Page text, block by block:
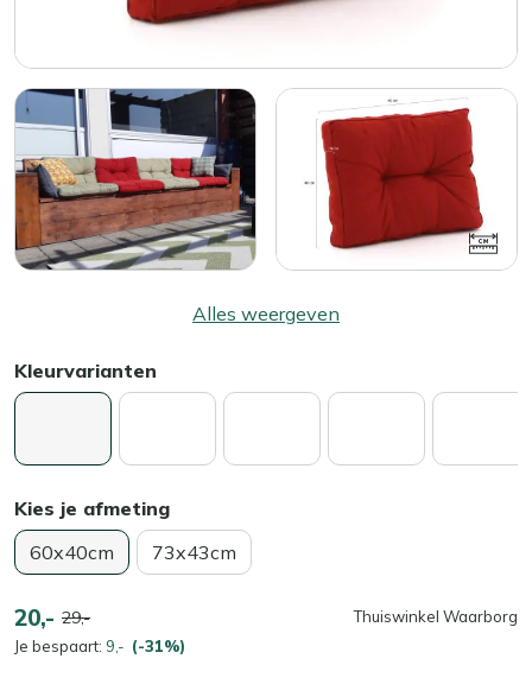
Alles weergeven
Kleurvarianten
Kies je afmeting
60x40cm
73x43cm
20,- 29,-
Je bespaart: 9,- (-31%)
Thuiswinkel Waarborg